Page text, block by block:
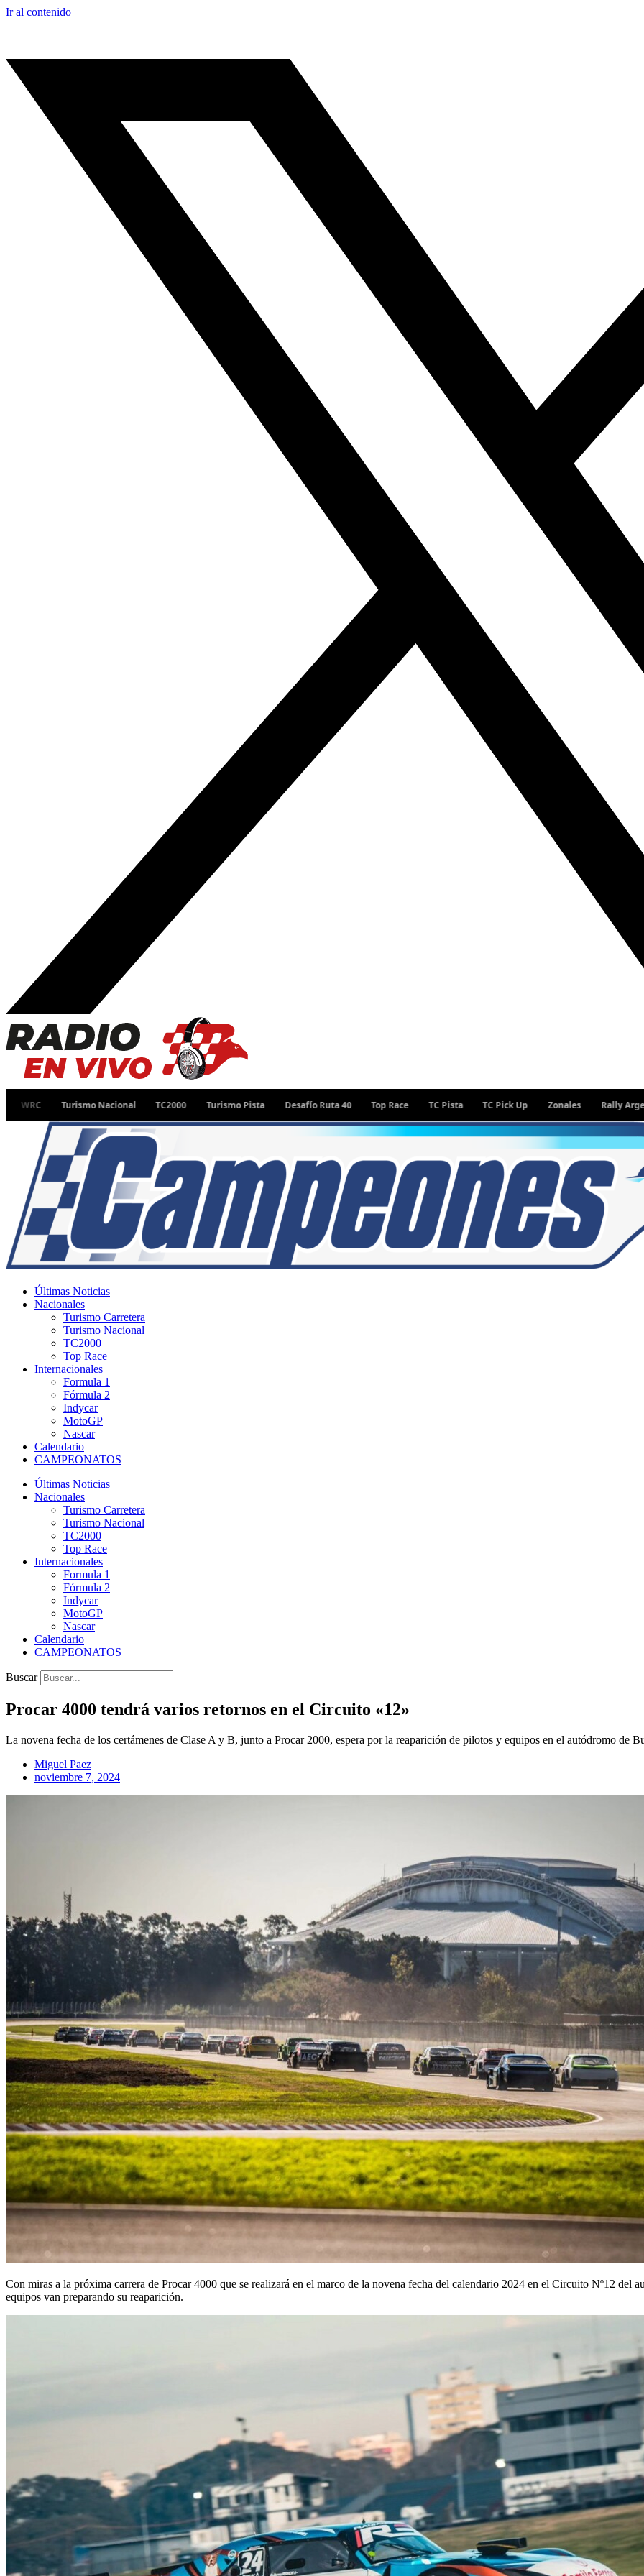
Ir al contenido
Turismo Nacional TC2000 Turismo Pista Desafío Ruta 40 Top Race TC Pista TC Pick Up Zonales Rally Argentino
Últimas Noticias
Nacionales
Turismo Carretera
Turismo Nacional
TC2000
Top Race
Internacionales
Formula 1
Fórmula 2
Indycar
MotoGP
Nascar
Calendario
CAMPEONATOS
Últimas Noticias
Nacionales
Turismo Carretera
Turismo Nacional
TC2000
Top Race
Internacionales
Formula 1
Fórmula 2
Indycar
MotoGP
Nascar
Calendario
CAMPEONATOS
Buscar
Procar 4000 tendrá varios retornos en el Circuito «12»
La novena fecha de los certámenes de Clase A y B, junto a Procar 2000, espera por la reaparición de pilotos y equipos en el autódromo de
Miguel Paez
noviembre 7, 2024
Con miras a la próxima carrera de Procar 4000 que se realizará en el marco de la novena fecha del calendario 2024 en el Circuito Nº12 del
equipos van preparando su reaparición.